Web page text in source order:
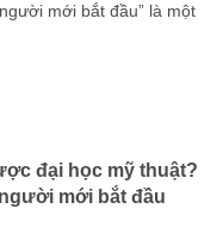
mới bắt đầu” là một
đại học mỹ thuật?
mới bắt đầu